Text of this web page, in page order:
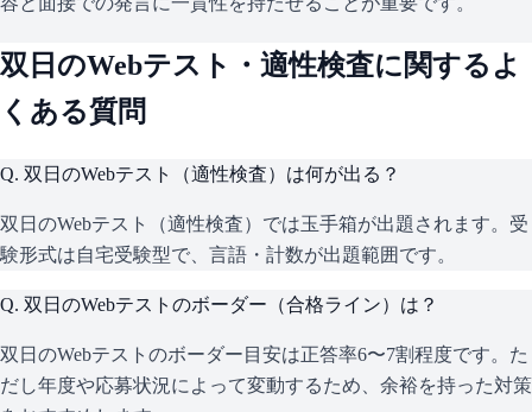
双日 のWebテスト・適性検査に関するよ
くある質問
Q. 双日のWebテスト（適性検査）は何が出る？
双日のWebテスト（適性検査）では玉手箱が出題されます。受
験形式は自宅受験型で、言語・計数が出題範囲です。
Q. 双日のWebテストのボーダー（合格ライン）は？
双日のWebテストのボーダー目安は正答率6〜7割程度です。た
だし年度や応募状況によって変動するため、余裕を持った対策